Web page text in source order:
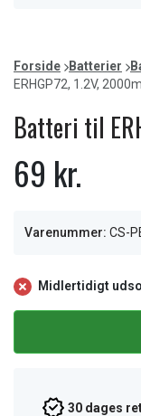
of
5
Forside Batterier
ERHGP72, 1.2V,
Batteri til
69 kr.
Varenummer: CS-
Midlertidigt
30 dages